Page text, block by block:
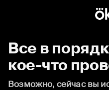
Все в
кое-что
Возможно, сейчас вы